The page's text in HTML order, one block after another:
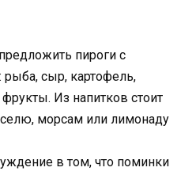
пироги с
сыр, картофель,
фрукты. Из напитков стоит
морсам или лимонаду
в том, что поминки